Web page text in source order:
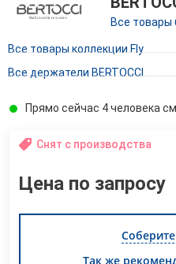
Все товары
Все товары коллекции Fly
Все держатели BERTOCCI
Прямо сейчас 4 человека
Снят с производства
Цена по запросу
Так же